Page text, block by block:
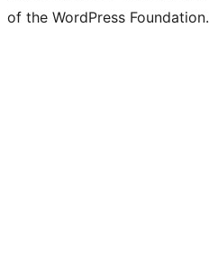
of the WordPress Foundation.